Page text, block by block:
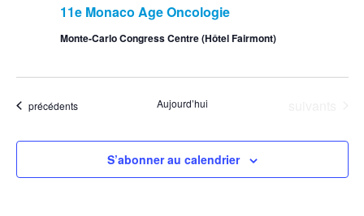
11e Monaco Age Oncologie
Monte-Carlo Congress Centre (Hôtel Fairmont)
Événements
précédents Aujourd’hui
S’abonner au calendrier